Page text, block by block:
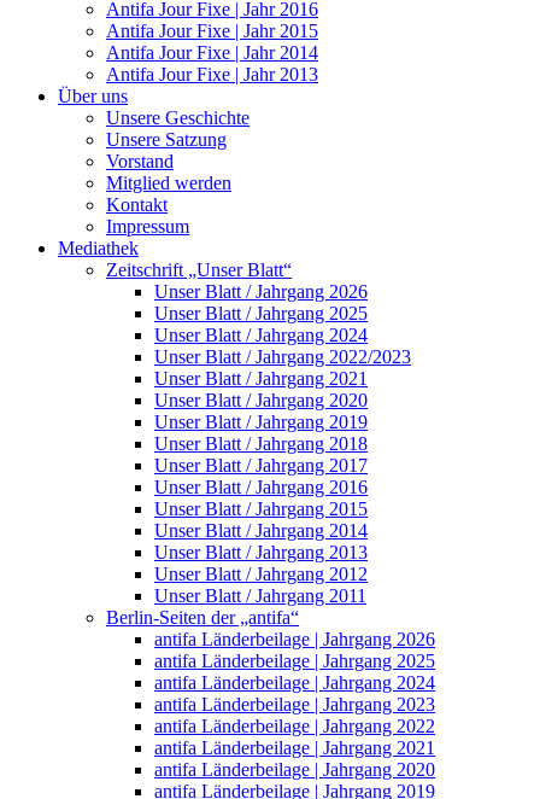
Antifa Jour Fixe | Jahr 2016
Antifa Jour Fixe | Jahr 2015
Antifa Jour Fixe | Jahr 2014
Antifa Jour Fixe | Jahr 2013
Über uns
Unsere Geschichte
Unsere Satzung
Vorstand
Mitglied werden
Kontakt
Impressum
Mediathek
Zeitschrift „Unser Blatt“
Unser Blatt / Jahrgang 2026
Unser Blatt / Jahrgang 2025
Unser Blatt / Jahrgang 2024
Unser Blatt / Jahrgang 2022/2023
Unser Blatt / Jahrgang 2021
Unser Blatt / Jahrgang 2020
Unser Blatt / Jahrgang 2019
Unser Blatt / Jahrgang 2018
Unser Blatt / Jahrgang 2017
Unser Blatt / Jahrgang 2016
Unser Blatt / Jahrgang 2015
Unser Blatt / Jahrgang 2014
Unser Blatt / Jahrgang 2013
Unser Blatt / Jahrgang 2012
Unser Blatt / Jahrgang 2011
Berlin-Seiten der „antifa“
antifa Länderbeilage | Jahrgang 2026
antifa Länderbeilage | Jahrgang 2025
antifa Länderbeilage | Jahrgang 2024
antifa Länderbeilage | Jahrgang 2023
antifa Länderbeilage | Jahrgang 2022
antifa Länderbeilage | Jahrgang 2021
antifa Länderbeilage | Jahrgang 2020
antifa Länderbeilage | Jahrgang 2019